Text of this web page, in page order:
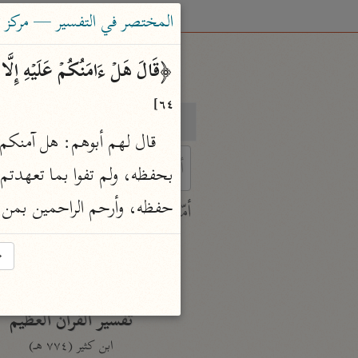
characters for results.
أمّهات
جامع البيان
تفسير القرآن العظيم
ابن كثير (٧٧٤ هـ)
المختصر في التفسير — مركز
﴿قَالَ هَلۡ ءَامَنُكُمۡ عَلَیۡهِ
٦٤]
حفظه، وأرحم الراحمين